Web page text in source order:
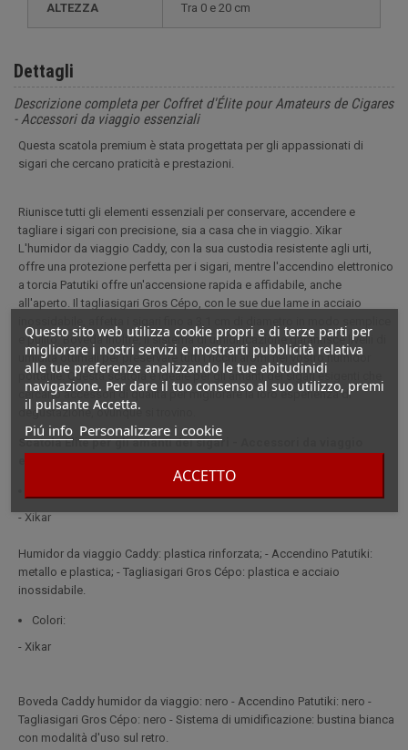
Questo sito web utilizza cookie propri e di terze parti per
migliorare i nostri servizi e mostrarti pubblicità relativa
alle tue preferenze analizzando le tue abitudinidi
navigazione. Per dare il tuo consenso al suo utilizzo, premi
il pulsante Accetta.
Piú info Personalizzare i cookie
ACCETTO
ALTEZZA tra 0 e 20 cm
Dettagli
Descrizione completa per Coffret d'Élite pour Amateurs de Cigares
- Accessori da viaggio essenziali
Questa scatola premium è stata progettata per gli appassionati di
sigari che cercano praticità e prestazioni.
Riunisce tutti gli elementi essenziali per conservare, accendere e
tagliare i sigari con precisione, sia a casa che in viaggio. Xikar
L'humidor da viaggio Caddy, con la sua custodia resistente agli urti,
offre una protezione perfetta per i sigari, mentre l'accendino elettronico
a torcia Patutiki offre un'accensione rapida e affidabile, anche
all'aperto. Il tagliasigari Gros Cépo, con le sue due lame in acciaio
e pulito. Boveda Inoltre, il sistema di umidificazione garantisce livelli di
umidità ottimali per preservare tutti i ricchi aromi nel vostro humidor
portatile. Questa scatola è ideale per gli amanti dei sigari esigenti che
cercano accessori di qualità per migliorare la loro esperienza di
degustazione, ovunque si trovino.
Scatola Elite per gli amanti dei sigari - Accessori da viaggio
- Xikar
Humidor da viaggio Caddy: plastica rinforzata; - Accendino Patutiki:
metallo e plastica; - Tagliasigari Gros Cépo: plastica e acciaio
inossidabile.
Colori:
- Xikar
Boveda Caddy humidor da viaggio: nero - Accendino Patutiki: nero -
Tagliasigari Gros Cépo: nero - Sistema di umidificazione: bustina bianca
con modalità d'uso sul retro.